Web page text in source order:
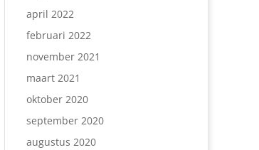
april 2022
februari 2022
november 2021
maart 2021
oktober 2020
september 2020
augustus 2020